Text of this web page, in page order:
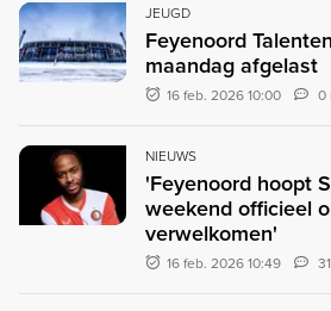
JEUGD
Feyenoord
maandag afgelast
16 feb. 2026 10:00 0
NIEUWS
'Feyenoord hoopt
weekend officieel
verwelkomen'
16 feb. 2026 10:49